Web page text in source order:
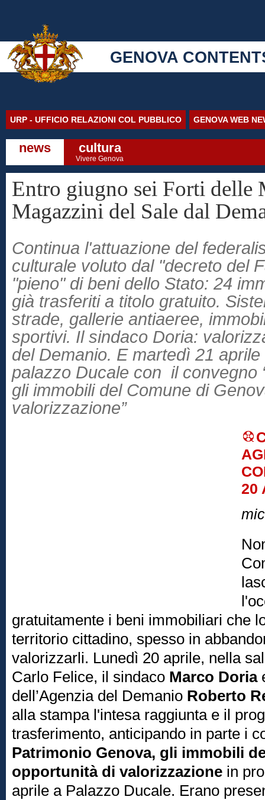
GENOVA
URP - UFFICIO RELAZIONI COL PUBBLICO GENOVA WEB
news cultura
Vivere Genova
Entro giugno sei Forti delle
Magazzini del Sale dal
Continua l'attuazione del
culturale voluto dal "decreto del
"pieno" di beni dello Stato: 24
già trasferiti a titolo gratuito.
strade, gallerie antiaeree,
sportivi. Il sindaco Doria:
del Demanio. E martedì 21
palazzo Ducale con il convegno
gli immobili del Comune di
valorizzazione”
20
gratuitamente i beni immobiliari che
territorio cittadino, spesso in
valorizzarli. Lunedì 20 aprile, nella
Carlo Felice, il sindaco Marco Doria
dell’Agenzia del Demanio Roberto
alla stampa l'intesa raggiunta e il
trasferimento, anticipando in parte i
Patrimonio Genova, gli immobili
opportunità di valorizzazione in
aprile a Palazzo Ducale. Erano